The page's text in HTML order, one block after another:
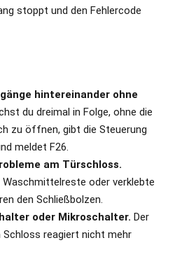
stoppt und den Fehlercode
hintereinander ohne
du dreimal in Folge, ohne die
zu öffnen, gibt die Steuerung
meldet F26.
am Türschloss.
Waschmittelreste oder verklebte
den Schließbolzen.
oder Mikroschalter. Der
Schloss reagiert nicht mehr